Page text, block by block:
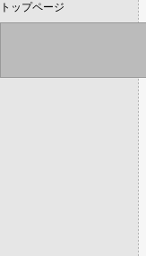
トップページ